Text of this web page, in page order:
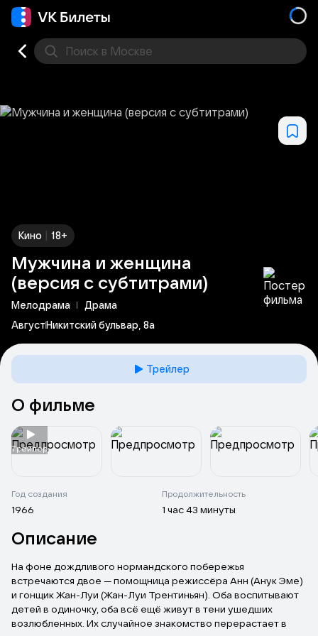
Поиск в Москве
Кино | 18+
Мужчина и женщина
(версия с субтитрами)
Мелодрама
Драма
АвгустНикитский бульвар, 8а
Трейлер
О фильме
Tрейлер
Год создания
1966
Продолжительность
1 час 43 минуты
Описание
На фоне дождливого нормандского побережья
встречаются двое — помощница режиссёра Анн (Анук Эме)
и гонщик Жан-Луи (Жан-Луи Трентиньян). Оба воспитывают
детей в одиночку, оба всё ещё живут в тени ушедших
возлюбленных. Их случайное знакомство перерастает в